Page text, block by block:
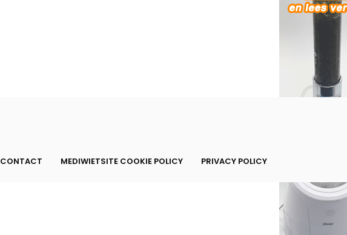
CONTACT MEDIWIETSITE COOKIE POLICY PRIVACY POLICY